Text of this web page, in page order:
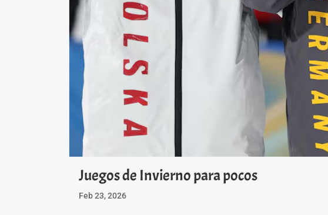
Juegos de Invierno para pocos
Feb 23, 2026